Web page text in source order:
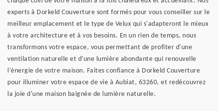
experts à Dorkeld Couverture sont formés pour vous conseiller sur le
meilleur emplacement et le type de Velux qui s'adapteront le mieux
à votre architecture et à vos besoins. En un rien de temps, nous
transformons votre espace, vous permettant de profiter d'une
ventilation naturelle et d'une lumière abondante qui renouvelle
l'énergie de votre maison. Faites confiance à Dorkeld Couverture
pour illuminer votre espace de vie à Aubiat, 63260, et redécouvrez
la joie d'une maison baignée de lumière naturelle.